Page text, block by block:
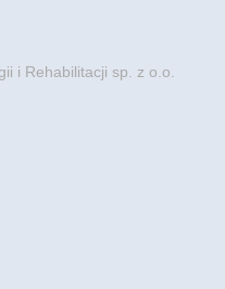
i Rehabilitacji sp. z o.o.